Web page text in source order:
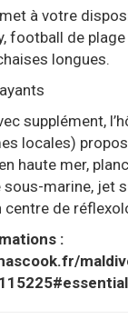
à votre
football de plage
longues.
supplément,
locales)
haute mer,
sous-marine, jet
centre de
: